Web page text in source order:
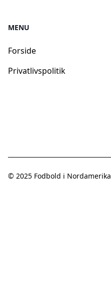
MENU
Forside
Privatlivspolitik
© 2025 Fodbold i Nordamerika